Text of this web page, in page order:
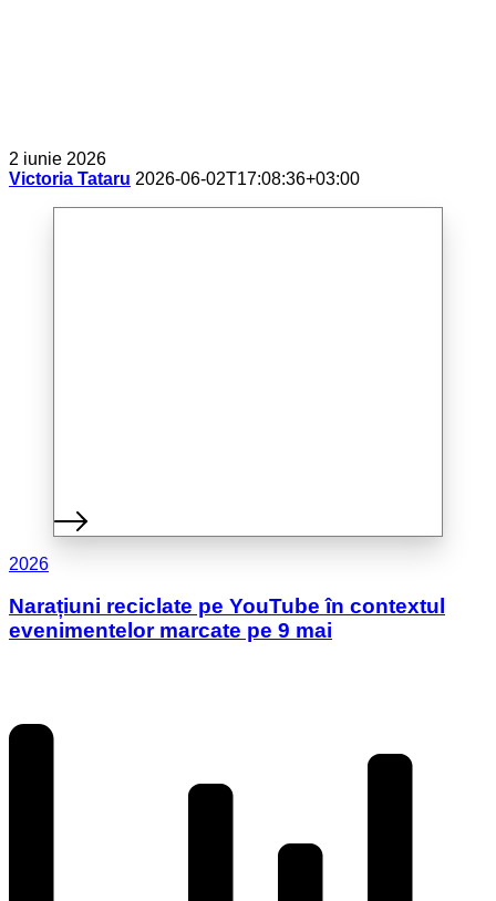
2 iunie 2026
Victoria Tataru 2026-06-02T17:08:36+03:00
2026
Narațiuni reciclate pe YouTube în contextul
evenimentelor marcate pe 9 mai